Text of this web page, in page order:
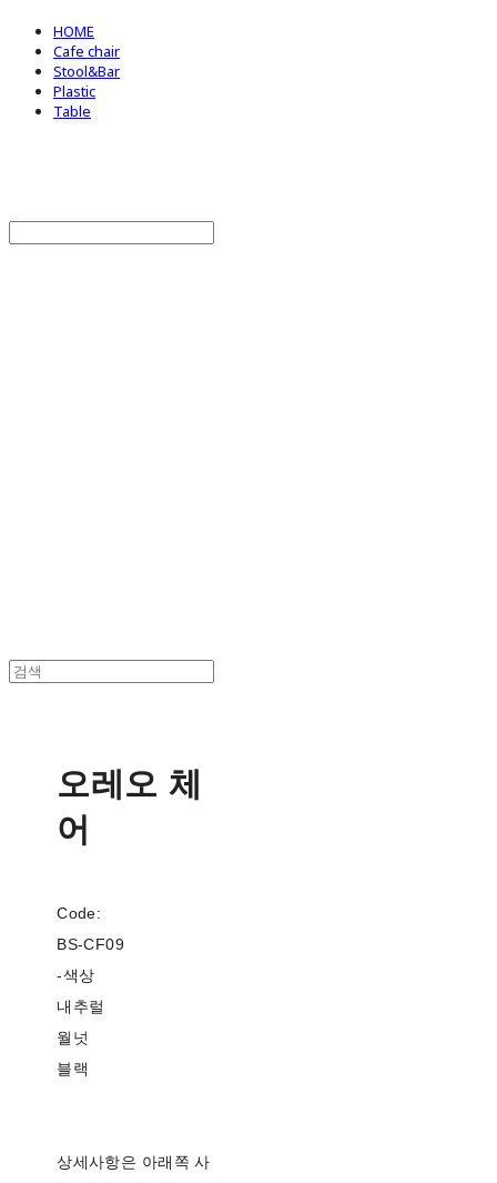
HOME
Cafe chair
Stool&Bar
Plastic
Table
오레오 체
어
Code:
BS-CF09
-색상
내추럴
월넛
블랙
상세사항은 아래쪽 사